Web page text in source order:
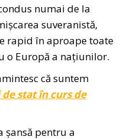
numai de la
suveranistă,
rapid în aproape toate
o Europă a națiunilor.
că suntem
stat în curs de
șansă pentru a